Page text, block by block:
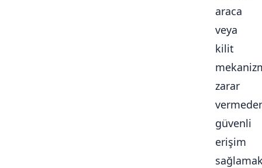
araca
veya
kilit
zarar
güvenli
erişim